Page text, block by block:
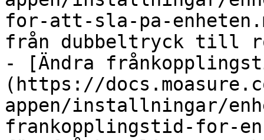
for-att-sla-pa-
från dubbeltryck till
- [Ändra
(https://
appen/installningar/
frankopplingstid-for-